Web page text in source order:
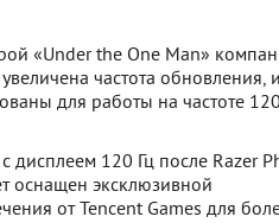
«Under the One Man»
частота обновления, и
для работы на частоте
дисплеем 120 Гц после Razer
оснащен эксклюзивной
от Tencent Games для